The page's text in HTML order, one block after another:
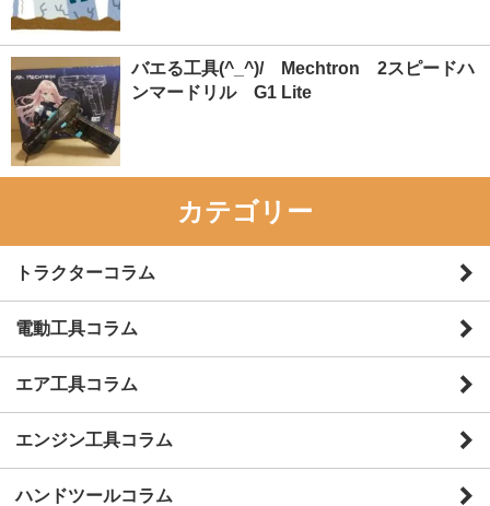
バエる工具(^_^)/ Mechtron 2スピードハ
ンマードリル G1 Lite
カテゴリー
トラクターコラム
電動工具コラム
エア工具コラム
エンジン工具コラム
ハンドツールコラム